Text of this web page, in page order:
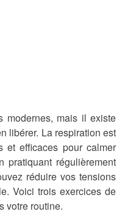
mais il existe
libérer. La respiration est
et efficaces pour calmer
pratiquant régulièrement
réduire vos tensions
Voici trois exercices de
votre routine.